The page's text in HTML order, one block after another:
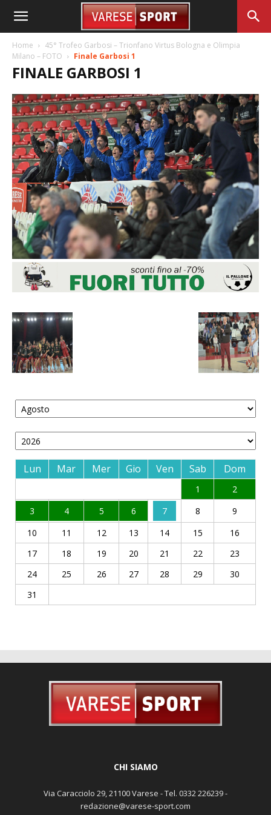
Home
45° Trofeo Garbosi – Trionfano Virtus Bologna e Olimpia
Milano – FOTO
Finale Garbosi 1
FINALE GARBOSI 1
Lun Mar Mer Gio Ven Sab Dom
1
2
3
4 5 6 7 8
9
10
11 12 13 14 15
16
17
18 19 20 21 22
23
24
25 26 27 28 29
30
31
CHI SIAMO
Via Caracciolo 29, 21100 Varese - Tel. 0332 226239 -
redazione@varese-sport.com